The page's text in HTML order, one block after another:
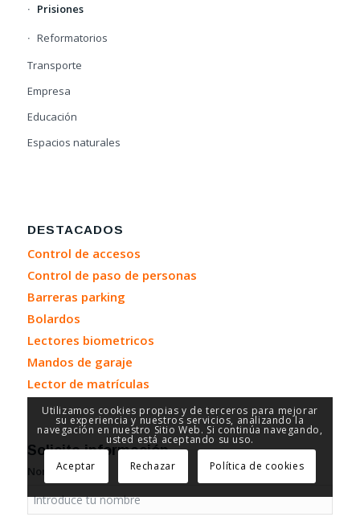
Prisiones
Reformatorios
Transporte
Empresa
Educación
Espacios naturales
DESTACADOS
Control de accesos
Control de paso de personas
Barreras parking
Bolardos
Lectores biometricos
Mandos de garaje
Lector de matrículas
Solicita información
Nombre
Utilizamos cookies propias y de terceros para mejorar
su experiencia y nuestros servicios, analizando la
navegación en nuestro Sitio Web. Si continúa navegando,
usted está aceptando su uso.
Aceptar
Rechazar Política de cookies